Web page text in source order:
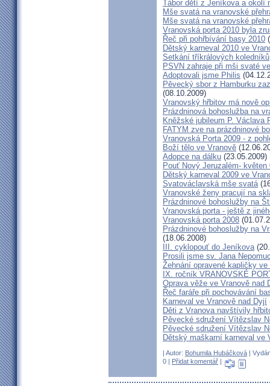
Tábor dětí z Jeníkova a okolí
Mše svatá na vranovské
Mše svatá na vranovské
Vranovská porta 2010 byla
Řeč při pohřbívání basy 2010
Dětský karneval 2010 ve
Setkání tříkrálových koledníků
PSVN zahraje při mši svaté
Adoptovali jsme Philis
Pěvecký sbor z Hamburku
(08.10.2009)
Vranovský hřbitov má nově
Prázdninová bohoslužba na
Kněžské jubileum P. Václava
FATYM zve na prázdninové
Vranovská Porta 2009 - z
Boží tělo ve Vranově
Adopce na dálku (23.05.2009)
Pouť Nový Jeruzalém- květen
Dětský karneval 2009 ve
Svatováclavská mše svatá
Vranovské ženy pracují na
Prázdninové bohoslužby na
Vranovská porta - ještě z
Vranovská porta 2008
Prázdninové bohoslužby na
(18.06.2008)
III. cyklopouť do Jeníkova
Prosili jsme sv. Jana
Žehnání opravené kapličky
IX. ročník VRANOVSKÉ
Oprava věže ve Vranově nad
Řeč faráře při pochovávání
Karneval ve Vranově nad Dyjí
Děti z Vranova navštívily
Pěvecké sdružení Vítězslav
Pěvecké sdružení Vítězslav
Dětský maškarní karneval ve
| Autor: Bohumila Hubáčková |
0 | Přidat komentář |